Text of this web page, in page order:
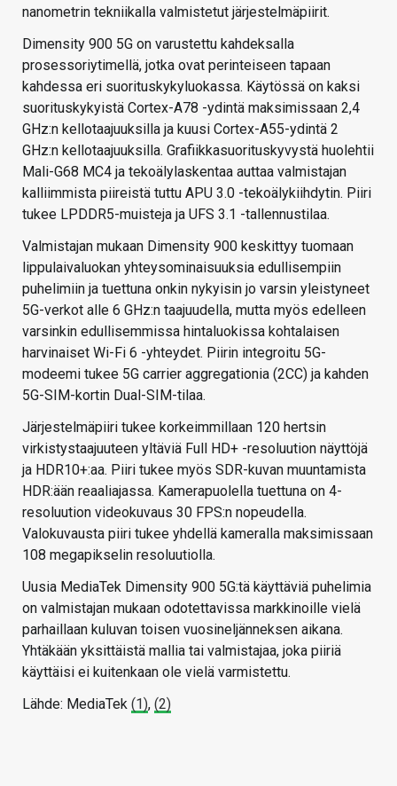
nanometrin tekniikalla valmistetut järjestelmäpiirit.
Dimensity 900 5G on varustettu kahdeksalla
prosessoriytimellä, jotka ovat perinteiseen tapaan
kahdessa eri suorituskykyluokassa. Käytössä on kaksi
suorituskykyistä Cortex-A78 -ydintä maksimissaan 2,4
GHz:n kellotaajuuksilla ja kuusi Cortex-A55-ydintä 2
GHz:n kellotaajuuksilla. Grafiikkasuorituskyvystä huolehtii
Mali-G68 MC4 ja tekoälylaskentaa auttaa valmistajan
kalliimmista piireistä tuttu APU 3.0 -tekoälykiihdytin. Piiri
tukee LPDDR5-muisteja ja UFS 3.1 -tallennustilaa.
Valmistajan mukaan Dimensity 900 keskittyy tuomaan
lippulaivaluokan yhteysominaisuuksia edullisempiin
puhelimiin ja tuettuna onkin nykyisin jo varsin yleistyneet
5G-verkot alle 6 GHz:n taajuudella, mutta myös edelleen
varsinkin edullisemmissa hintaluokissa kohtalaisen
harvinaiset Wi-Fi 6 -yhteydet. Piirin integroitu 5G-
modeemi tukee 5G carrier aggregationia (2CC) ja kahden
5G-SIM-kortin Dual-SIM-tilaa.
Järjestelmäpiiri tukee korkeimmillaan 120 hertsin
virkistystaajuuteen yltäviä Full HD+ -resoluution näyttöjä
ja HDR10+:aa. Piiri tukee myös SDR-kuvan muuntamista
HDR:ään reaaliajassa. Kamerapuolella tuettuna on 4-
resoluution videokuvaus 30 FPS:n nopeudella.
Valokuvausta piiri tukee yhdellä kameralla maksimissaan
108 megapikselin resoluutiolla.
Uusia MediaTek Dimensity 900 5G:tä käyttäviä puhelimia
on valmistajan mukaan odotettavissa markkinoille vielä
parhaillaan kuluvan toisen vuosineljänneksen aikana.
Yhtäkään yksittäistä mallia tai valmistajaa, joka piiriä
käyttäisi ei kuitenkaan ole vielä varmistettu.
Lähde: MediaTek (1), (2)